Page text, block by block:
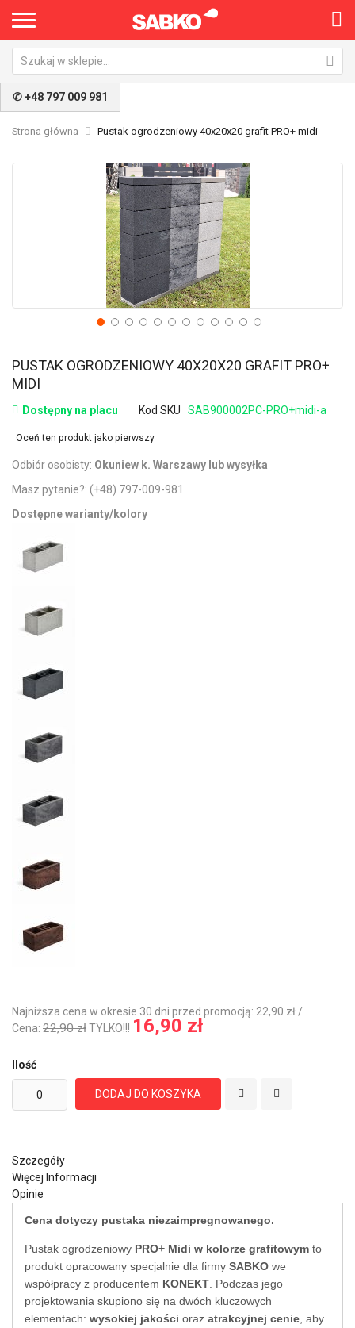
✆ +48 797 009 981
Strona główna Pustak ogrodzeniowy 40x20x20 grafit PRO+ midi
PUSTAK OGRODZENIOWY 40X20X20 GRAFIT PRO+
MIDI
Dostępny na placu Kod SKU SAB900002PC-PRO+midi-a
Oceń ten produkt jako pierwszy
Odbiór osobisty: Okuniew k. Warszawy lub wysyłka
Masz pytanie?: (+48) 797-009-981
Dostępne warianty/kolory
Najniższa cena w okresie 30 dni przed promocją: 22,90 zł /
Cena: 22,90 złTYLKO!!! 16,90 zł
Ilość
DODAJ DO KOSZYKA
Szczegóły
Więcej Informacji
Opinie
Cena dotyczy pustaka niezaimpregnowanego.
Pustak ogrodzeniowy PRO+ Midi w kolorze grafitowym to
produkt opracowany specjalnie dla firmy SABKO we
współpracy z producentem KONEKT . Podczas jego
projektowania skupiono się na dwóch kluczowych
elementach: wysokiej jakości oraz atrakcyjnej cenie , aby